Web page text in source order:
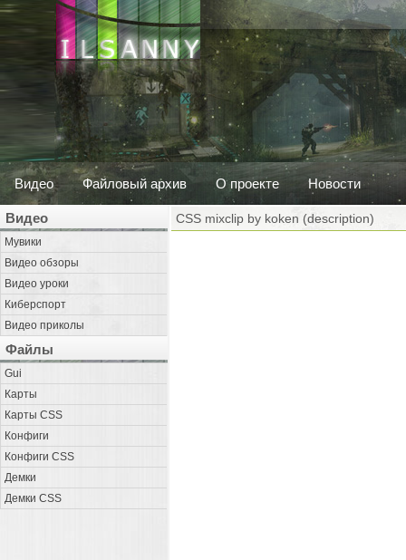
Видео Файловый архив О проекте Новости
Видео
Мувики
Видео обзоры
Видео уроки
Киберспорт
Видео приколы
Файлы
Gui
Карты
Карты CSS
Конфиги
Конфиги CSS
Демки
Демки CSS
CSS mixclip by koken (description)